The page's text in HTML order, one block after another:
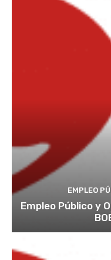
EMPLEO
Empleo Público y